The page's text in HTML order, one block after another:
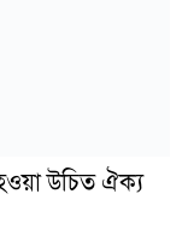
উচিত ঐক্য